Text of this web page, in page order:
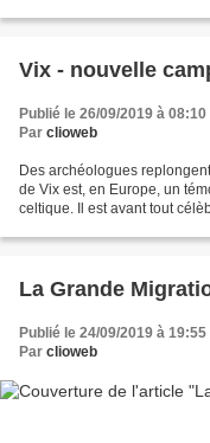
Vix - nouvelle
Publié le 26/09/2019 à 08:10
Par clioweb
Des archéologues
de Vix est, en Europe, un
celtique. Il est avant tout
La Grande
Publié le 24/09/2019 à 19:55
Par clioweb